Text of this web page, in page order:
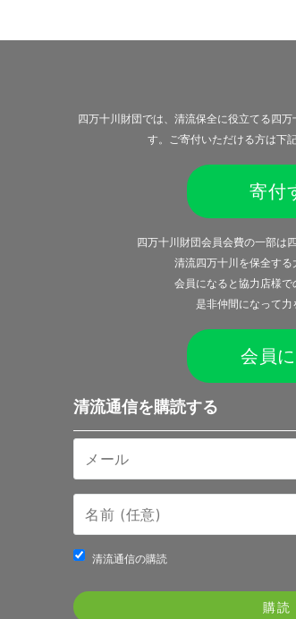
り
四万十川財団では、清流保全に役立てる四
す。ご寄付いただける方は下
寄付
四万十川財団会員会費の一部は
清流四万十川を保全する
会員になると 協力店様で
是非仲間になって力
会員
清流通信を購読する
清流通信の購読